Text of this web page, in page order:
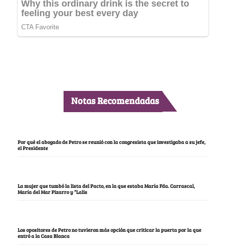
Notas Recomendadas
Por qué el abogado de Petro se reunió con la congresista que investigaba a su jefe,
el Presidente
La mujer que tumbó la lista del Pacto, en la que estaba María Fda. Carrascal,
María del Mar Pizarro y “Lalis
Los opositores de Petro no tuvieron más opción que criticar la puerta por la que
entró a la Casa Blanca